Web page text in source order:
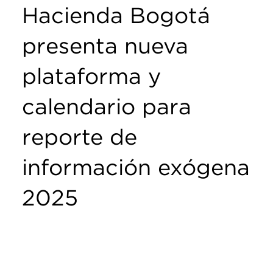
Hacienda Bogotá
presenta nueva
plataforma y
calendario para
reporte de
información exógena
2025